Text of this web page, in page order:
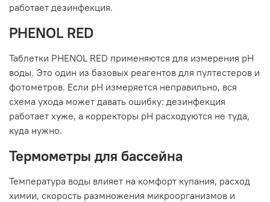
работает дезинфекция.
PHENOL RED
Таблетки PHENOL RED применяются для измерения pH
воды. Это один из базовых реагентов для пултестеров и
фотометров. Если pH измеряется неправильно, вся
схема ухода может давать ошибку: дезинфекция
работает хуже, а корректоры pH расходуются не туда,
куда нужно.
Термометры для бассейна
Температура воды влияет на комфорт купания, расход
химии, скорость размножения микроорганизмов и